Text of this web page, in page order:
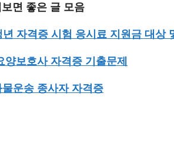
면 좋은 글 모음
년 자격증 시험 응시료 지원금 대상
양보호사 자격증 기출문제
운송 종사자 자격증